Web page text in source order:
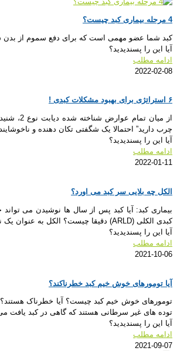
4 مرحله بیماری کبد چیست؟
کبد شما عضو مهمی است که برای دفع سموم از بدن
آیا این را پسندیدید؟
ادامه مطلب
2022-02-08
۶ استراتژی برای بهبود مشکلات کبدی !
از میان تمام
چرب دارید” احتمالا یک شگفتی تکان دهنده و
آیا این را پسندیدید؟
ادامه مطلب
2022-01-11
الکل چه بلایی سر کبد می اورد؟
بیماری کبد: آیا کبد پس از سال ها نوشیدن می تواند
کبدی الکلی (ARLD) دقیقا چیست؟ الکل به عنوان یک نوشیدنی
آیا این را پسندیدید؟
ادامه مطلب
2021-10-06
آیا تومورهای خوش خیم کبد خطرناکند؟
تومورهای خوش خیم کبد چیست؟ آیا خطرناک
توده های غیر سرطانی هستند که گاهی در کبد یافت
آیا این را پسندیدید؟
ادامه مطلب
2021-09-07